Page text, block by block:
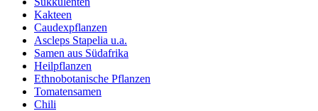
Kakteen
Caudexpflanzen
Ascleps Stapelia u.a.
Samen aus Südafrika
Heilpflanzen
Ethnobotanische Pflanzen
Tomatensamen
Chili